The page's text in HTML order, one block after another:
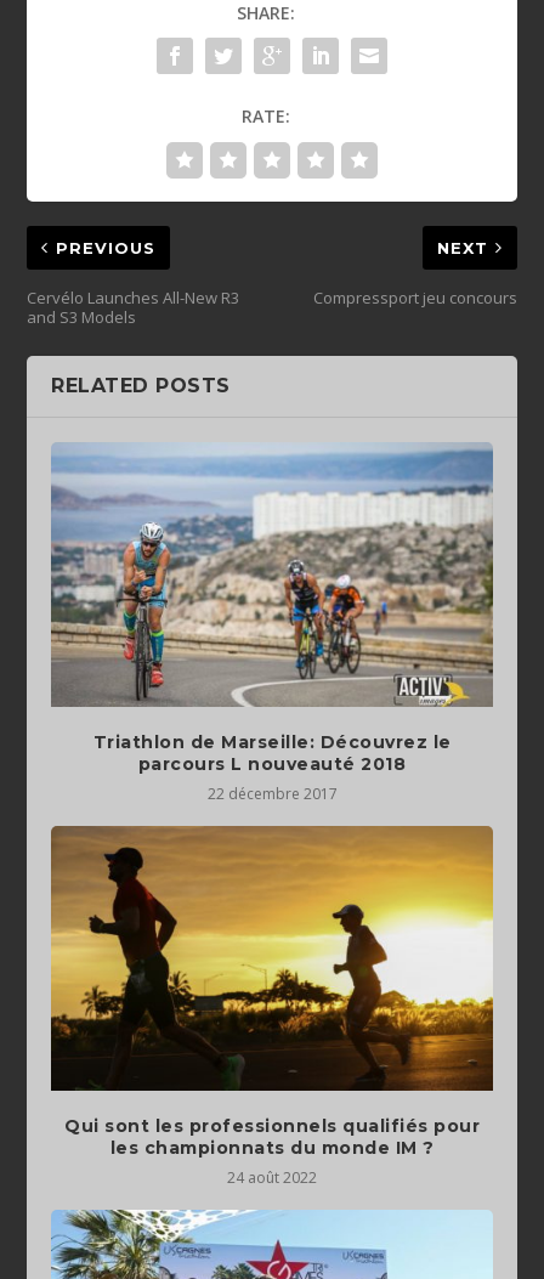
SHARE:
RATE:
PREVIOUS
Cervélo Launches All-New R3
and S3 Models
NEXT
Compressport jeu concours
RELATED POSTS
Triathlon de Marseille: Découvrez le
parcours L nouveauté 2018
22 décembre 2017
Qui sont les professionnels qualifiés pour
les championnats du monde IM ?
24 août 2022